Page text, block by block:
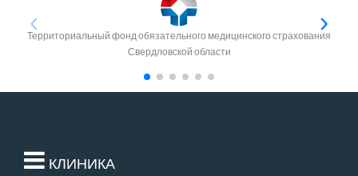
Территориальный фонд обязательного медицинского страхования
Свердловской области
КЛИНИКА